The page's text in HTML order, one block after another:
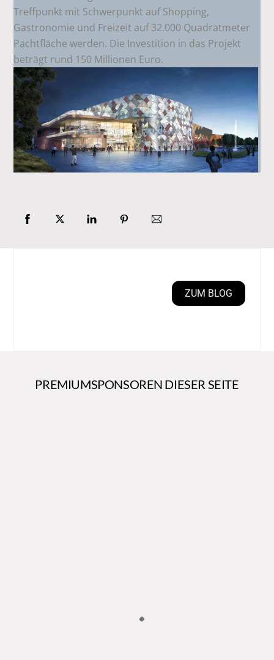
Treffpunkt mit Schwerpunkt auf Shopping,
Gastronomie und Freizeit auf 32.000 Quadratmeter
Pachtfläche werden. Die Investition in das Projekt
beträgt rund 150 Millionen Euro.
ZUM BLOG
PREMIUMSPONSOREN DIESER SEITE